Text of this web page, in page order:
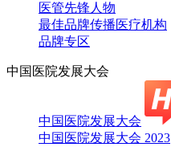
医管先锋人物
最佳品牌传播医疗机构
品牌专区
中国医院发展大会
中国医院发展大会
中国医院发展大会 2023